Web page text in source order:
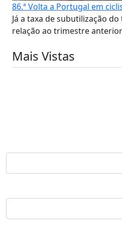
86.ª Volta a Portugal em
Já a taxa de subutilização
relação ao trimestre
Mais Vistas